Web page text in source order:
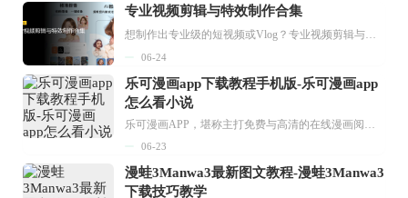
专业视频剪辑与特效制作合集
06-24
乐可漫画app下载教程手机版-乐可漫画app
怎么看小说
乐可漫画APP，堪称主打免费与高清的在线漫画阅读神器。其官方版提供海量完整版漫画资源，无论是国内漫画，还是日漫、韩漫、台漫、美漫等国外漫画，应有尽有，随时供你阅读。只需轻点一下，便能直接进入阅读界面。不仅如此，乐可漫画最新版本更新速度极快，在这里，你总能抢先看到全网一手漫画章节内容！...
06-23
漫蛙3Manwa3最新图文教程-漫蛙3Manwa3
下载技巧教学